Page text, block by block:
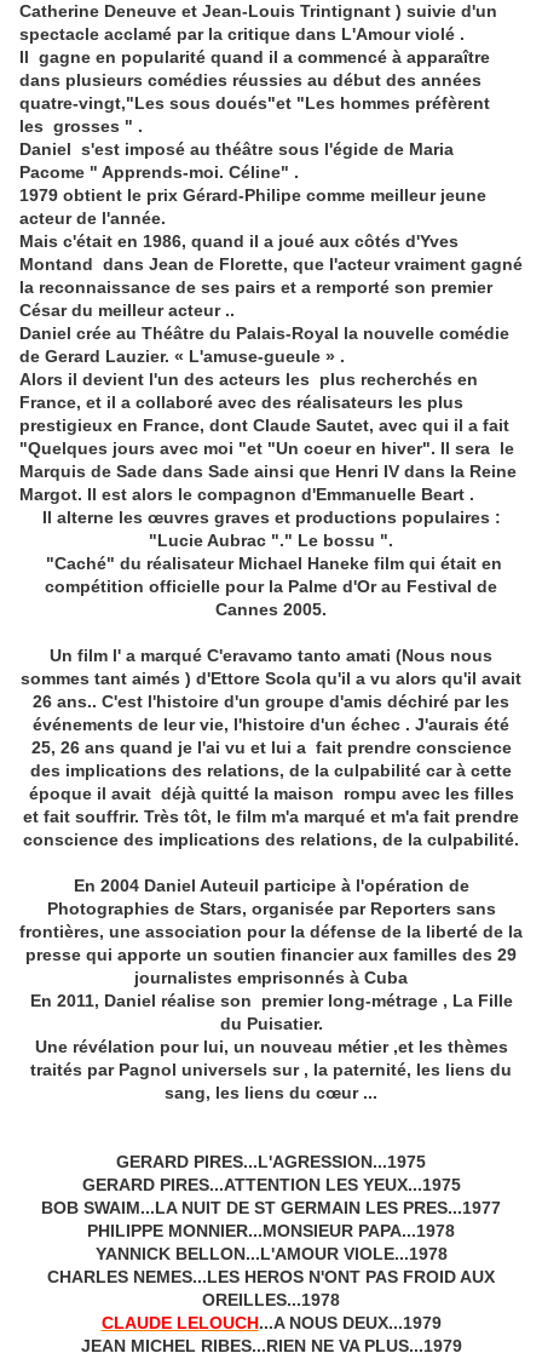
Catherine Deneuve et Jean-Louis Trintignant ) suivie d'un
spectacle acclamé par la critique dans L'Amour violé .
Il gagne en popularité quand il a commencé à apparaître
dans plusieurs comédies réussies au début des années
quatre-vingt,"Les sous doués"et "Les hommes préfèrent
les grosses " .
Daniel s'est imposé au théâtre sous l'égide de Maria
Pacome " Apprends-moi. Céline" .
1979 obtient le prix Gérard-Philipe comme meilleur jeune
acteur de l'année.
Mais c'était en 1986, quand il a joué aux côtés d'Yves
Montand dans Jean de Florette, que l'acteur vraiment gagné
la reconnaissance de ses pairs et a remporté son premier
César du meilleur acteur ..
Daniel crée au Théâtre du Palais-Royal la nouvelle comédie
de Gerard Lauzier. « L'amuse-gueule » .
Alors il devient l'un des acteurs les plus recherchés en
France, et il a collaboré avec des réalisateurs les plus
prestigieux en France, dont Claude Sautet, avec qui il a fait
"Quelques jours avec moi "et "Un coeur en hiver". Il sera le
Marquis de Sade dans Sade ainsi que Henri IV dans la Reine
Margot. Il est alors le compagnon d'Emmanuelle Beart .
Il alterne les œuvres graves et productions populaires :
"Lucie Aubrac "." Le bossu ".
"Caché" du réalisateur Michael Haneke film qui était en
compétition officielle pour la Palme d'Or au Festival de
Cannes 2005.
Un film l' a marqué C'eravamo tanto amati (Nous nous
sommes tant aimés ) d'Ettore Scola qu'il a vu alors qu'il avait
26 ans.. C'est l'histoire d'un groupe d'amis déchiré par les
événements de leur vie, l'histoire d'un échec . J'aurais été
25, 26 ans quand je l'ai vu et lui a fait prendre conscience
des implications des relations, de la culpabilité car à cette
époque il avait déjà quitté la maison rompu avec les filles
et fait souffrir. Très tôt, le film m'a marqué et m'a fait prendre
conscience des implications des relations, de la culpabilité.
En 2004 Daniel Auteuil participe à l'opération de
Photographies de Stars, organisée par Reporters sans
frontières, une association pour la défense de la liberté de la
presse qui apporte un soutien financier aux familles des 29
journalistes emprisonnés à Cuba
En 2011, Daniel réalise son premier long-métrage , La Fille
du Puisatier.
Une révélation pour lui, un nouveau métier ,et les thèmes
traités par Pagnol universels sur , la paternité, les liens du
sang, les liens du cœur ...
GERARD PIRES...L'AGRESSION...1975
GERARD PIRES...ATTENTION LES YEUX...1975
BOB SWAIM...LA NUIT DE ST GERMAIN LES PRES...1977
PHILIPPE MONNIER...MONSIEUR PAPA...1978
YANNICK BELLON...L'AMOUR VIOLE...1978
CHARLES NEMES...LES HEROS N'ONT PAS FROID AUX
OREILLES...1978
CLAUDE LELOUCH...A NOUS DEUX...1979
JEAN MICHEL RIBES...RIEN NE VA PLUS...1979